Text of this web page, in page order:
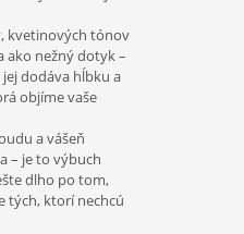
kvetinových tónov
ako nežný dotyk –
dodáva hĺbku a
objíme vaše
a vášeň
– je to výbuch
dlho po tom,
tých, ktorí nechcú